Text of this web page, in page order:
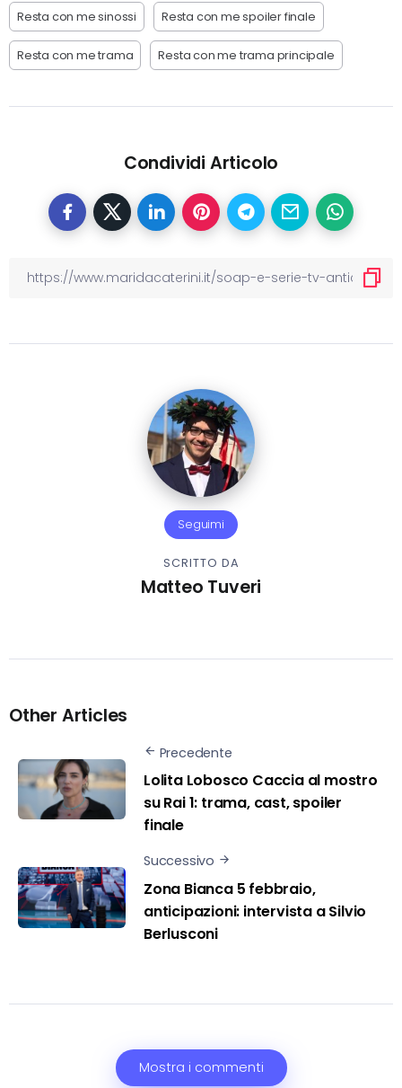
Resta con me sinossi Resta con me spoiler finale
Resta con me trama Resta con me trama principale
Condividi Articolo
Seguimi
SCRITTO DA
Matteo Tuveri
Other Articles
Precedente
Lolita Lobosco Caccia al mostro
su Rai 1: trama, cast, spoiler
finale
Successivo
Zona Bianca 5 febbraio,
anticipazioni: intervista a Silvio
Berlusconi
Mostra i commenti